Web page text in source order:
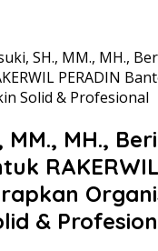
SH., MM., MH.,
PERADIN
Solid & Profesional
MM., MH.,
&